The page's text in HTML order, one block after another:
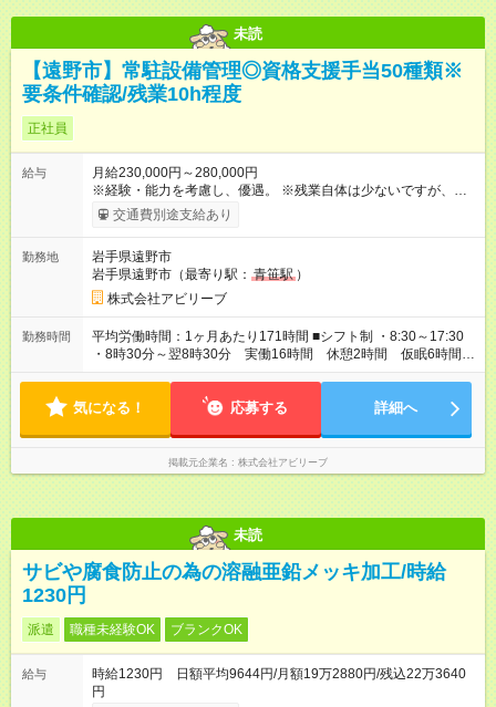
未読
【遠野市】常駐設備管理◎資格支援手当50種類※
要条件確認/残業10h程度
正社員
給与
月給230,000円～280,000円
※経験・能力を考慮し、優遇。 ※残業自体は少ないですが、残業
手当は100％支給いたします。 ※保持資格に応じて手当がUPす
る仕組みです。資格取得後の手当に上限はありません。 【試用
本採用時と同じです。
交通費別途支給あり
勤務地
岩手県遠野市
岩手県遠野市（最寄り駅： 青笹駅 ）
株式会社アビリーブ
勤務時間
平均労働時間：1ヶ月あたり171時間 ■シフト制 ・8:30～17:30
・8時30分～翌8時30分 実働16時間 休憩2時間 仮眠6時間
■1ヶ月単位の変形労働時間制（週平均40時間以内） シフト都合
制 ・8:30～17:30 ・8時30分～翌8時30分 実働16時間 休憩2
以内） シフト都合により日勤もあり
気になる！ 応募する 詳細へ
掲載元企業名 株式会社アビリーブ
未読
サビや腐食防止の為の溶融亜鉛メッキ加工/時給
1230円
派遣 職種未経験OK ブランクOK
給与
時給1230円 日額平均9644円/月額19万2880円/残込22万3640
円